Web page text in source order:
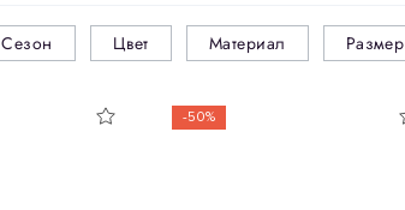
Сезон Цвет Материал Размер
-50%